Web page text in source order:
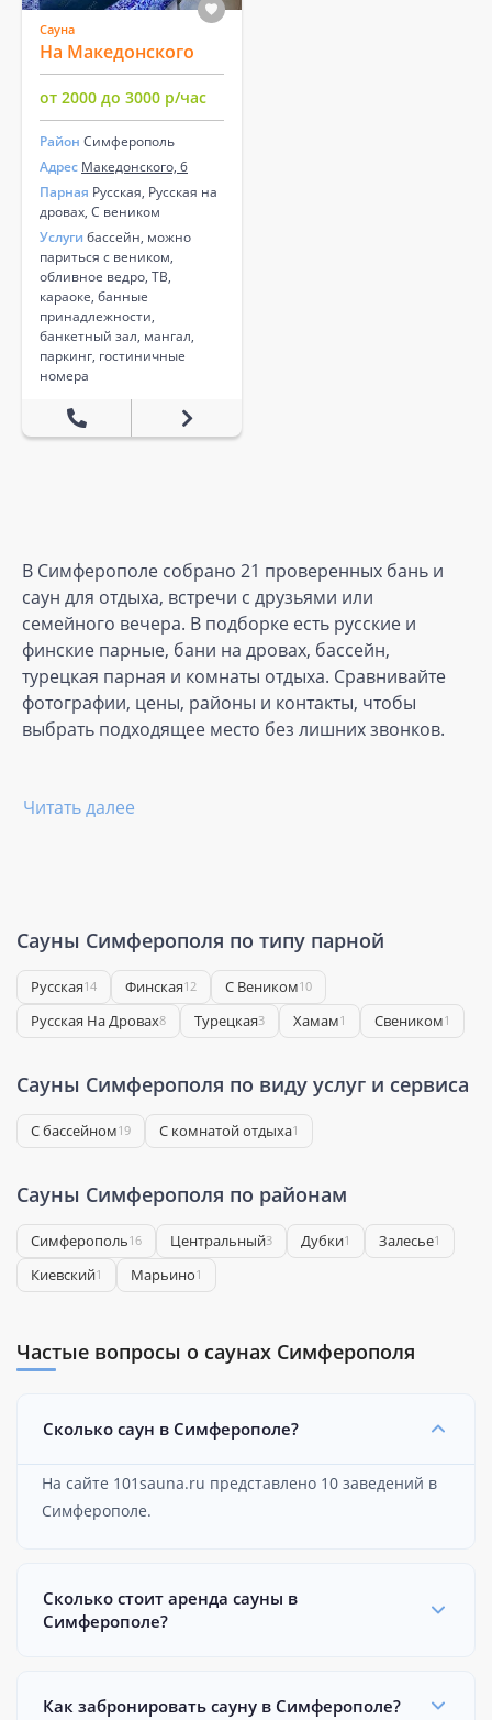
Сауна
На Македонского
от 2000 до 3000 р/час
Район Симферополь
Адрес Македонского, 6
Парная Русская, Русская на
дровах, С веником
Услуги бассейн, можно
париться с веником,
обливное ведро, ТВ,
караоке, банные
принадлежности,
банкетный зал, мангал,
паркинг, гостиничные
номера
В Симферополе собрано 21 проверенных бань и
саун для отдыха, встречи с друзьями или
семейного вечера. В подборке есть русские и
финские парные, бани на дровах, бассейн,
турецкая парная и комнаты отдыха. Сравнивайте
фотографии, цены, районы и контакты, чтобы
выбрать подходящее место без лишних звонков.
Читать далее
Сауны Симферополя по типу парной
Русская14 Финская12 С Веником10
Русская На Дровах8 Турецкая3 Хамам1 Свеником1
Сауны Симферополя по виду услуг и сервиса
С бассейном19 С комнатой отдыха1
Сауны Симферополя по районам
Симферополь16 Центральный3 Дубки1 Залесье1
Киевский1 Марьино1
Частые вопросы о саунах Симферополя
Сколько саун в Симферополе?
На сайте 101sauna.ru представлено 10 заведений в
Симферополе.
Сколько стоит аренда сауны в
Симферополе?
Как забронировать сауну в Симферополе?